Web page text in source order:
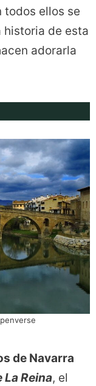
todos ellos se
historia de esta
adorarla
de Navarra
La Reina, el